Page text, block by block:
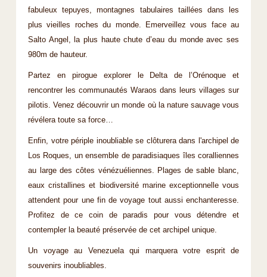
fabuleux tepuyes, montagnes tabulaires taillées dans les
plus vieilles roches du monde. Emerveillez vous face au
Salto Angel, la plus haute chute d’eau du monde avec ses
980m de hauteur.
Partez en pirogue explorer le Delta de l’Orénoque et
rencontrer les communautés Waraos dans leurs villages sur
pilotis. Venez découvrir un monde où la nature sauvage vous
révélera toute sa force…
Enfin, votre périple inoubliable se clôturera dans l'archipel de
Los Roques, un ensemble de paradisiaques îles coralliennes
au large des côtes vénézuéliennes. Plages de sable blanc,
eaux cristallines et biodiversité marine exceptionnelle vous
attendent pour une fin de voyage tout aussi enchanteresse.
Profitez de ce coin de paradis pour vous détendre et
contempler la beauté préservée de cet archipel unique.
Un voyage au Venezuela qui marquera votre esprit de
souvenirs inoubliables.